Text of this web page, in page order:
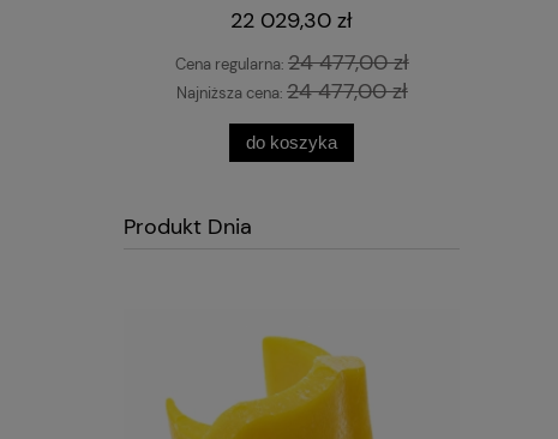
22 029,30 zł
Cena regularna: 24 477,00 zł
Najniższa cena: 24 477,00 zł
do koszyka
Produkt Dnia